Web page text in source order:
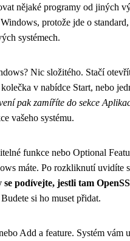
nějaké programy od jiných
protože jde o
systémech.
Nic složitého. Stačí
v nabídce Start, nebo
pak zamíříte do sekce
vašeho systému.
funkce nebo Optional
máte. Po rozkliknutí uvidíte
se podívejte, jestli tam
si ho muset přidat.
Add a feature. Systém vám